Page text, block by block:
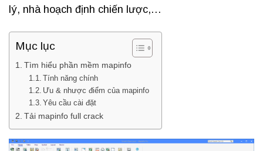
lý, nhà hoạch định chiến lược,…
Mục lục
Tìm hiểu phần mềm mapinfo
Tính năng chính
Ưu & nhược điểm của mapinfo
Yêu cầu cài đặt
Tải mapinfo full crack